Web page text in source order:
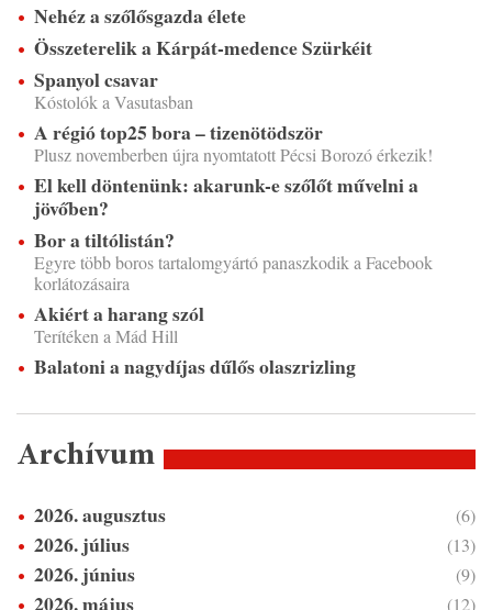
Nehéz a szőlősgazda élete
Összeterelik a Kárpát-medence Szürkéit
Spanyol csavar
Kóstolók a Vasutasban
A régió top25 bora – tizenötödször
Plusz novemberben újra nyomtatott Pécsi Borozó érkezik!
El kell döntenünk: akarunk-e szőlőt művelni a
jövőben?
Bor a tiltólistán?
Egyre több boros tartalomgyártó panaszkodik a Facebook
korlátozásaira
Akiért a harang szól
Terítéken a Mád Hill
Balatoni a nagydíjas dűlős olaszrizling
Archívum
2026. augusztus (6)
2026. július (13)
2026. június (9)
2026. május (12)